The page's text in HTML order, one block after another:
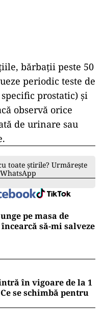
bărbații peste 50
periodic teste de
prostatic) și
observă orice
de urinare sau
toate știrile? Urmărește
pe masa de
să-mi salveze
în vigoare de la 1
se schimbă pentru